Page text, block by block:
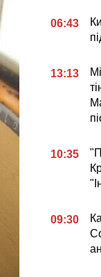
06:43
13:13
10:35
09:30